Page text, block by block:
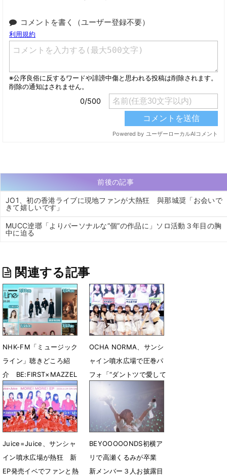
コメントを書く（ユーザー登録不要）
前後の記事
JO1、初の香港ライブに現地ファンが大熱狂 與那城奨「お会いで
きて嬉しいです」
MUCC逹瑯「よりパーソナルな“個”の作品に」ソロ活動３年目の胸
中に迫る
関連する記事
NHK-FM「ミュージック
ライン」聴きどころ紹
介 BE:FIRST×MAZZEL
対談が実現
7月12日 22時20分
OCHA NORMA、サンシ
ャイン噴水広場で圧巻パ
フォ「“ダントツで愛して
旋風”を巻き起こした
い！」
7月8日 23時43分
Juice=Juice、サンシャ
イン噴水広場が熱狂 新
EP発売イベでファンと熱
BEYOOOOONDS初横ア
リで高瀬くるみが卒業
新メンバー３人お披露目